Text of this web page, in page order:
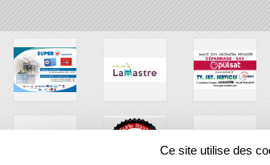
Ce site utilise des